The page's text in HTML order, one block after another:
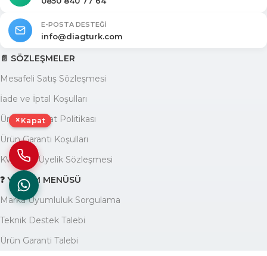
E-POSTA DESTEĞI
info@diagturk.com
📄 SÖZLEŞMELER
Mesafeli Satış Sözleşmesi
İade ve İptal Koşulları
Ürün Teslimat Politikası
Ürün Garanti Koşulları
KVKK ve Üyelik Sözleşmesi
❓ YARDIM MENÜSÜ
Marka Uyumluluk Sorgulama
Teknik Destek Talebi
Ürün Garanti Talebi
× Kapat